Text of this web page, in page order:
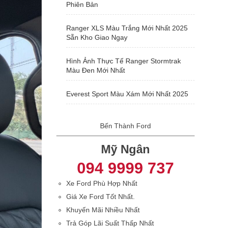
Phiên Bản
Ranger XLS Màu Trắng Mới Nhất 2025
Sẵn Kho Giao Ngay
Hình Ảnh Thực Tế Ranger Stormtrak
Màu Đen Mới Nhất
Everest Sport Màu Xám Mới Nhất 2025
Bến Thành Ford
Mỹ Ngân
094 9999 737
Xe Ford Phù Hợp Nhất
Giá Xe Ford Tốt Nhất.
Khuyến Mãi Nhiều Nhất
Trả Góp Lãi Suất Thấp Nhất